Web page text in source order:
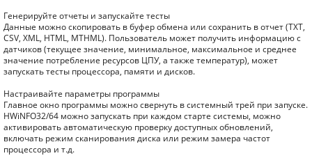
Генерируйте отчеты и запускайте тесты
Данные можно скопировать в буфер обмена или сохранить в отчет (TXT,
CSV, XML, HTML, MTHML). Пользователь может получить информацию с
датчиков (текущее значение, минимальное, максимальное и среднее
значение потребление ресурсов ЦПУ, а также температур), может
запускать тесты процессора, памяти и дисков.
Настраивайте параметры программы
Главное окно программы можно свернуть в системный трей при запуске.
HWiNFO32/64 можно запускать при каждом старте системы, можно
активировать автоматическую проверку доступных обновлений,
включать режим сканирования диска или режим замера частот
процессора и т.д.